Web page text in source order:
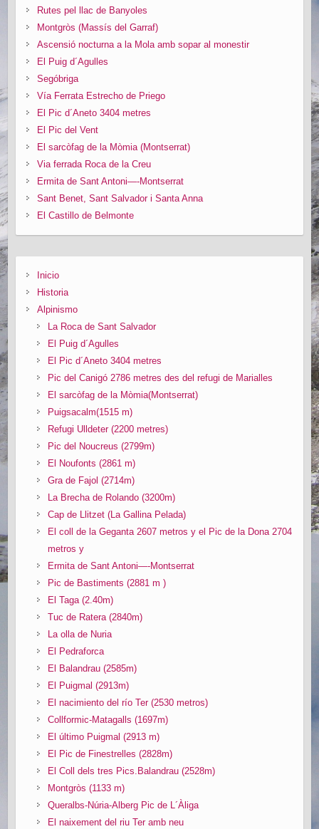
Rutes pel llac de Banyoles
Montgròs (Massís del Garraf)
Ascensió nocturna a la Mola amb sopar al monestir
El Puig d´Agulles
Segóbriga
Vía Ferrata Estrecho de Priego
El Pic d´Aneto 3404 metres
El Pic del Vent
El sarcòfag de la Mòmia (Montserrat)
Via ferrada Roca de la Creu
Ermita de Sant Antoni—-Montserrat
Sant Benet, Sant Salvador i Santa Anna
El Castillo de Belmonte
Inicio
Historia
Alpinismo
La Roca de Sant Salvador
El Puig d´Agulles
El Pic d´Aneto 3404 metres
Pic del Canigó 2786 metres des del refugi de Marialles
El sarcòfag de la Mòmia(Montserrat)
Puigsacalm(1515 m)
Refugi Ulldeter (2200 metres)
Pic del Noucreus (2799m)
El Noufonts (2861 m)
Gra de Fajol (2714m)
La Brecha de Rolando (3200m)
Cap de Llitzet (La Gallina Pelada)
El coll de la Geganta 2607 metros y el Pic de la Dona 2704
metros y
Ermita de Sant Antoni—-Montserrat
Pic de Bastiments (2881 m )
El Taga (2.40m)
Tuc de Ratera (2840m)
La olla de Nuria
El Pedraforca
El Balandrau (2585m)
El Puigmal (2913m)
El nacimiento del río Ter (2530 metros)
Collformic-Matagalls (1697m)
El último Puigmal (2913 m)
El Pic de Finestrelles (2828m)
El Coll dels tres Pics.Balandrau (2528m)
Montgròs (1133 m)
Queralbs-Núria-Alberg Pic de L´Àliga
El naixement del riu Ter amb neu